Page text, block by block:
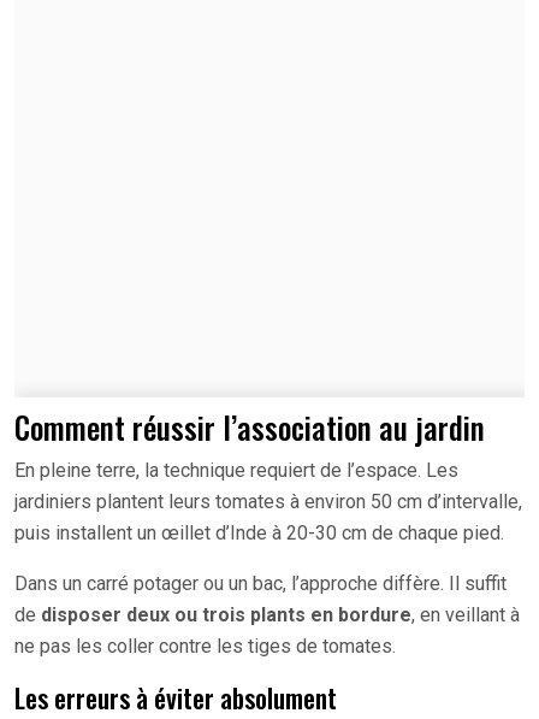
Comment réussir l’association au jardin
En pleine terre, la technique requiert de l’espace. Les
jardiniers plantent leurs tomates à environ 50 cm d’intervalle,
puis installent un œillet d’Inde à 20-30 cm de chaque pied.
Dans un carré potager ou un bac, l’approche diffère. Il suffit
de disposer deux ou trois plants en bordure, en veillant à
ne pas les coller contre les tiges de tomates.
Les erreurs à éviter absolument